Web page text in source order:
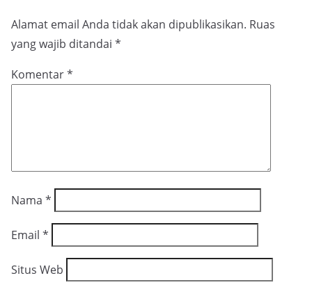
Alamat email Anda tidak akan dipublikasikan. Ruas
yang wajib ditandai *
Komentar*
Nama *
Email *
Situs Web